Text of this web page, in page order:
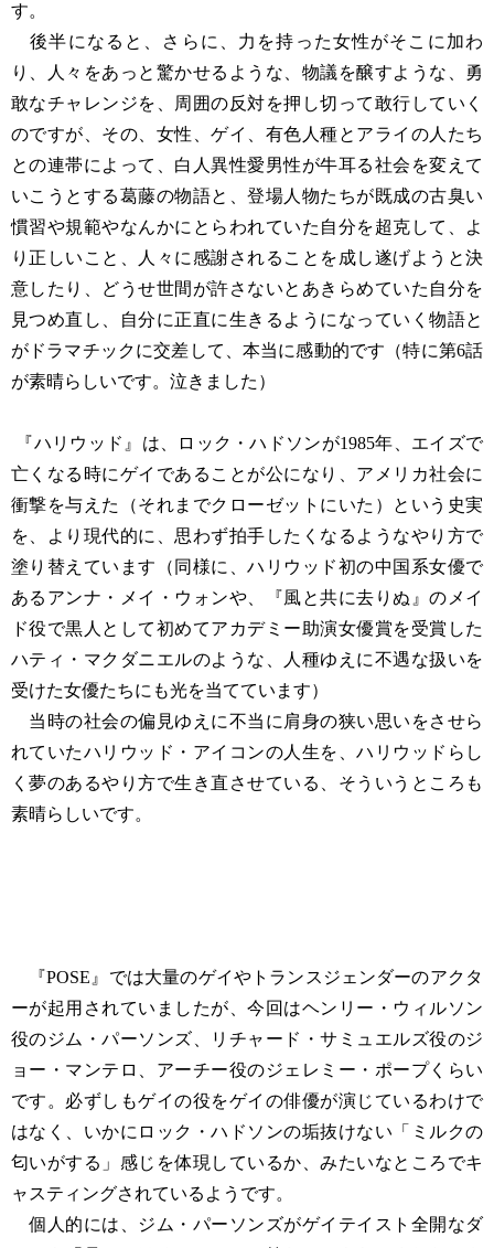
す。
後半になると、さらに、力を持った女性がそこに加わ
り、人々をあっと驚かせるような、物議を醸すような、勇
敢なチャレンジを、周囲の反対を押し切って敢行していく
のですが、その、女性、ゲイ、有色人種とアライの人たち
との連帯によって、白人異性愛男性が牛耳る社会を変えて
いこうとする葛藤の物語と、登場人物たちが既成の古臭い
慣習や規範やなんかにとらわれていた自分を超克して、よ
り正しいこと、人々に感謝されることを成し遂げようと決
意したり、どうせ世間が許さないとあきらめていた自分を
見つめ直し、自分に正直に生きるようになっていく物語と
がドラマチックに交差して、本当に感動的です（特に第6話
が素晴らしいです。泣きました）
『ハリウッド』は、ロック・ハドソンが1985年、エイズで
亡くなる時にゲイであることが公になり、アメリカ社会に
衝撃を与えた（それまでクローゼットにいた）という史実
を、より現代的に、思わず拍手したくなるようなやり方で
塗り替えています（同様に、ハリウッド初の中国系女優で
あるアンナ・メイ・ウォンや、『風と共に去りぬ』のメイ
ド役で黒人として初めてアカデミー助演女優賞を受賞した
ハティ・マクダニエルのような、人種ゆえに不遇な扱いを
受けた女優たちにも光を当てています）
当時の社会の偏見ゆえに不当に肩身の狭い思いをさせら
れていたハリウッド・アイコンの人生を、ハリウッドらし
く夢のあるやり方で生き直させている、そういうところも
素晴らしいです。
『POSE』では大量のゲイやトランスジェンダーのアクタ
ーが起用されていましたが、今回はヘンリー・ウィルソン
役のジム・パーソンズ、リチャード・サミュエルズ役のジ
ョー・マンテロ、アーチー役のジェレミー・ポープくらい
です。必ずしもゲイの役をゲイの俳優が演じているわけで
はなく、いかにロック・ハドソンの垢抜けない「ミルクの
匂いがする」感じを体現しているか、みたいなところでキ
ャスティングされているようです。
個人的には、ジム・パーソンズがゲイテイスト全開なダ